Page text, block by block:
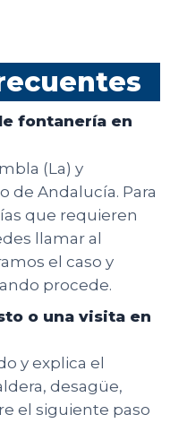
fontanería en
(La) y
de Andalucía. Para
que requieren
llamar al
el caso y
procede.
o una visita en
y explica el
desagüe,
el siguiente paso